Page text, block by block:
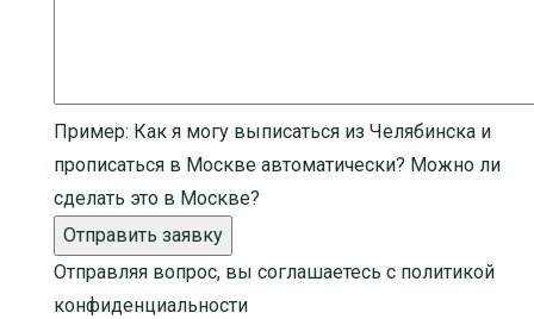
Пример: Как я могу выписаться из Челябинска и
прописаться в Москве автоматически? Можно ли
сделать это в Москве?
Отправить заявку
Отправляя вопрос, вы соглашаетесь с политикой
конфиденциальности